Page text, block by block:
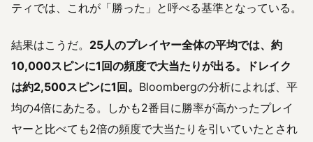
ティでは、これが「勝った」と呼べる基準となっている。
結果はこうだ。 25人のプレイヤー全体の平均では、約
10,000スピンに1回の頻度で大当たりが出る。ドレイク
は約2,500スピンに1回。 Bloombergの分析によれば、平
均の4倍にあたる。しかも2番目に勝率が高かったプレイ
ヤーと比べても2倍の頻度で大当たりを引いていたとされ